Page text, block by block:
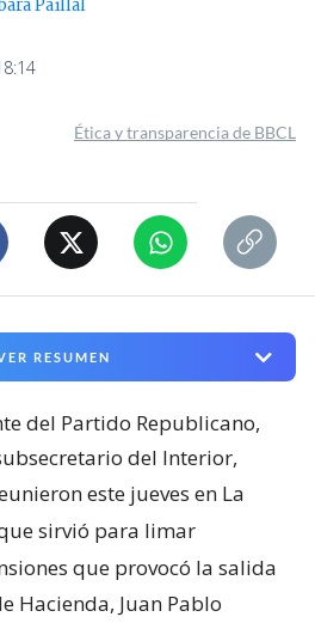
Paillal
Ética y transparencia de BBCL
RESUMEN
del Partido Republicano,
del Interior,
este jueves en La
sirvió para limar
que provocó la salida
Hacienda, Juan Pablo